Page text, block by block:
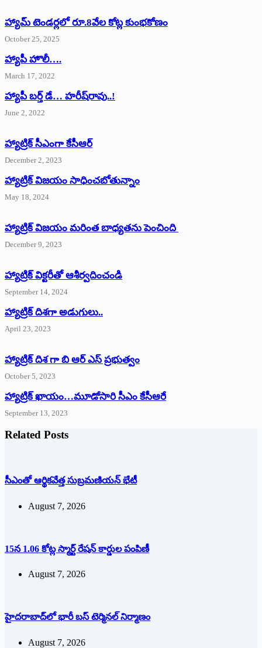
హ్యామ్‌ ‌టెండర్లలో రూ.8వేల కోట్ల కుంభకోణం
October 25, 2025
హ్యాపీ హొలీ….
March 17, 2022
హ్యాపీ బర్త్ ‌డే… హరీష్‌రావు..!
June 2, 2022
హ్యాట్రిక్‌ ‌సీఎంగా కేసీఆర్‌
December 2, 2023
హ్యాట్రిక్‌ విజయం సాధించబోతున్నాం
May 18, 2024
హ్యాట్రిక్ విజయం మరింత బాధ్యతను పెంచింది
December 9, 2023
హ్యాట్రిక్‌ ‌విక్టరీతో ఆశీర్వదించండి
September 14, 2024
‌హ్యాట్రిక్‌ ‌దిశగా అడుగులు..
April 23, 2023
హ్యాట్రిక్ దిశ గా బి ఆర్ ఎస్ ప్రభుత్వం
October 5, 2023
హ్యాట్రిక్‌ ‌ఖాయం…మూడోసారి సీఎం కేసీఆరే
September 13, 2023
Related Posts
సీఎంతో ఆర్థికవేత్త సుబ్రమణియన్ భేటీ
August 7, 2026
15న 1.06 కోట్ల స్మార్ట్ రేషన్ కార్డుల పంపిణీ
August 7, 2026
హైదరాబాద్‌లో భారీ బస్‌ ‌టెర్మినల్‌ ‌నిర్మాణం
August 7, 2026